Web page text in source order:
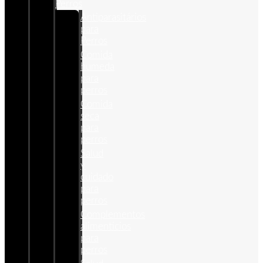
Perros
Antiparasitários
para
Perros
Comida
humeda
para
perros
Comida
seca
para
perros
Salud
y
cuidado
para
perros
Complementos
alimenticios
para
perros